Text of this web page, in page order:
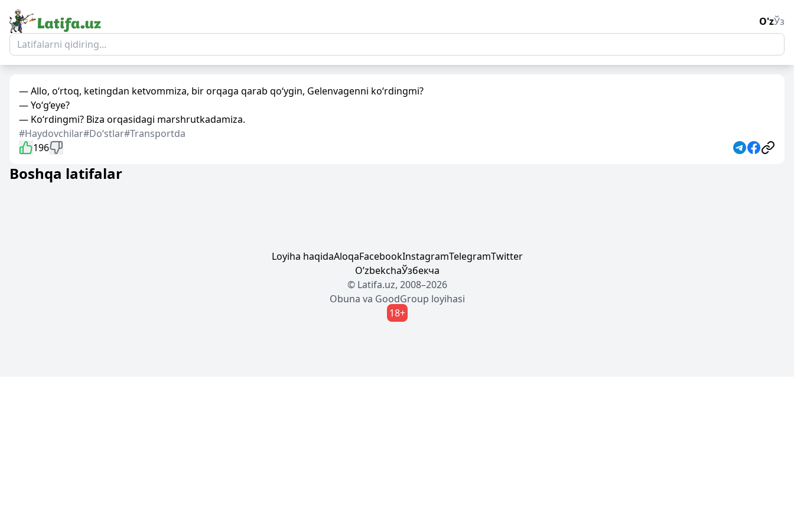
O'zЎз
— Allo, o‘rtoq, ketingdan ketvommiza, bir orqaga qarab qo‘ygin, Gelenvagenni ko‘rdingmi?
— Yo‘g‘eye?
— Ko‘rdingmi? Biza orqasidagi marshrutkadamiza.
#Haydovchilar#Doʻstlar#Transportda
196
Boshqa latifalar
Loyiha haqidaAloqaFacebookInstagramTelegramTwitter
OʼzbekchaЎзбекча
© Latifa.uz, 2008–2026
Obuna va GoodGroup loyihasi
18+